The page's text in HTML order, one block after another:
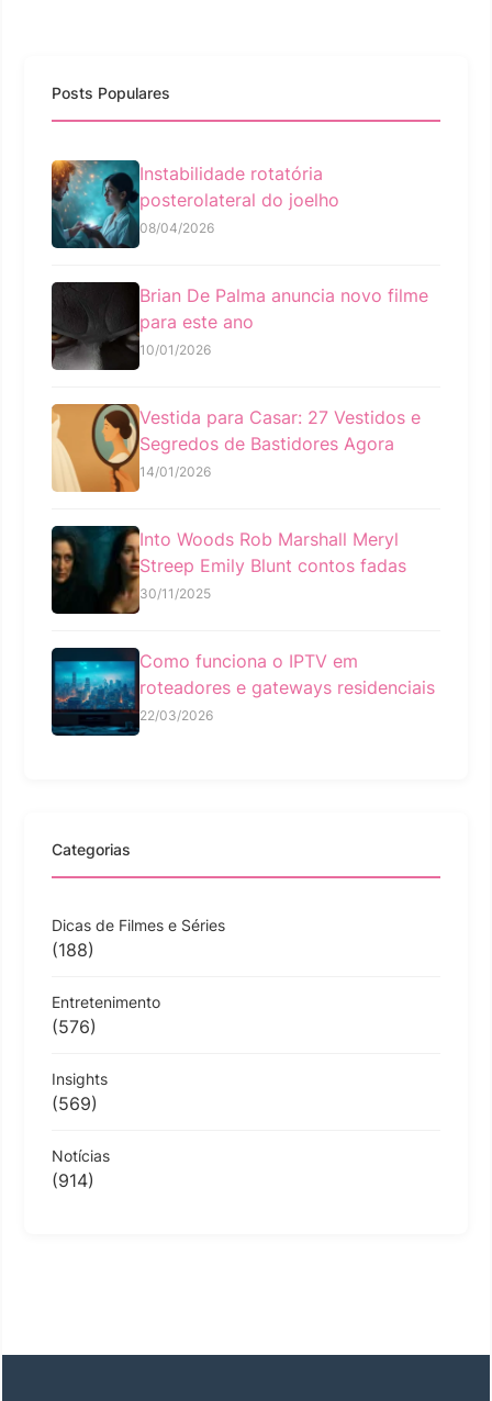
Posts Populares
Instabilidade rotatória
posterolateral do joelho
08/04/2026
Brian De Palma anuncia novo filme
para este ano
10/01/2026
Vestida para Casar: 27 Vestidos e
Segredos de Bastidores Agora
14/01/2026
Into Woods Rob Marshall Meryl
Streep Emily Blunt contos fadas
30/11/2025
Como funciona o IPTV em
roteadores e gateways residenciais
22/03/2026
Categorias
Dicas de Filmes e Séries
(188)
Entretenimento
(576)
Insights
(569)
Notícias
(914)